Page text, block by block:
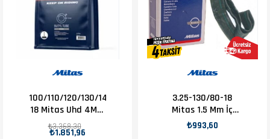
100/110/120/130/140-
18 Mitas Uhd 4Mm
Arka İç Lastik
₺1.851,96
₺3.368,30
3.25-130/80-18
Mitas 1.5 Mm İç
Lastik
₺993,60